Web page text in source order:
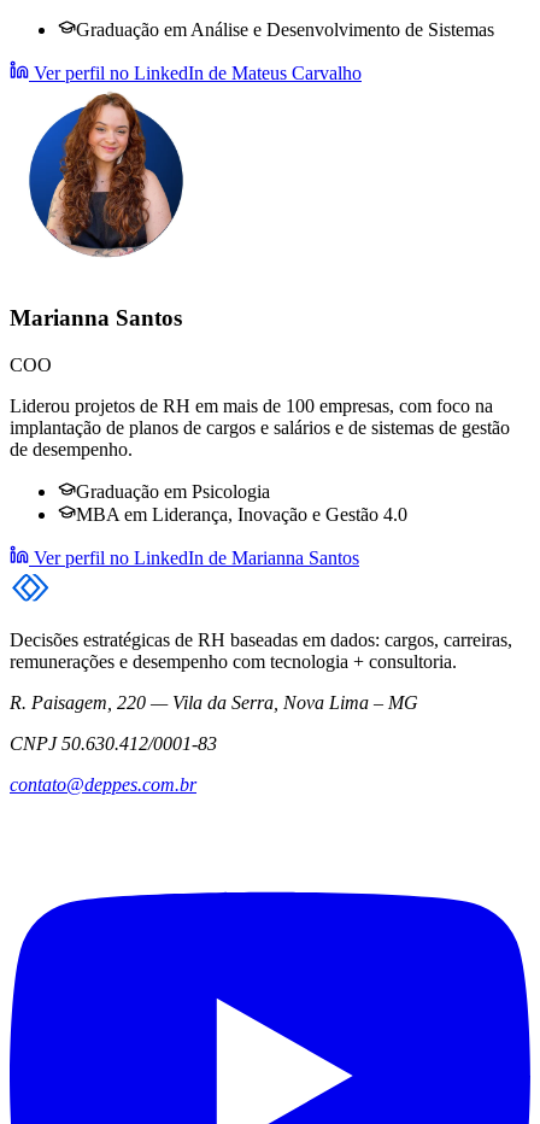
Graduação em Análise e Desenvolvimento de Sistemas
Ver perfil no LinkedIn de Mateus Carvalho
Marianna Santos
COO
Liderou projetos de RH em mais de 100 empresas, com foco na
implantação de planos de cargos e salários e de sistemas de gestão
de desempenho.
Graduação em Psicologia
MBA em Liderança, Inovação e Gestão 4.0
Ver perfil no LinkedIn de Marianna Santos
Decisões estratégicas de RH baseadas em dados: cargos, carreiras,
remunerações e desempenho com tecnologia + consultoria.
R. Paisagem, 220 — Vila da Serra, Nova Lima – MG
CNPJ 50.630.412/0001-83
contato@deppes.com.br